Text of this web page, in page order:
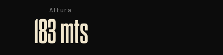
Altura
183 mts